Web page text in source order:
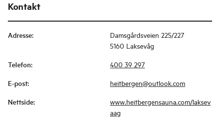
Kontakt
Adresse:
Damsgårdsveien 225/227
5160 Laksevåg
Telefon: 400 39 297
E-post: heitbergen@outlook.com
Nettside:
www.heitbergensauna.com/laksev
aag